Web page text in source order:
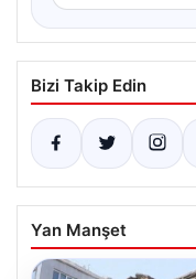
Bizi Takip Edin
Yan Manşet